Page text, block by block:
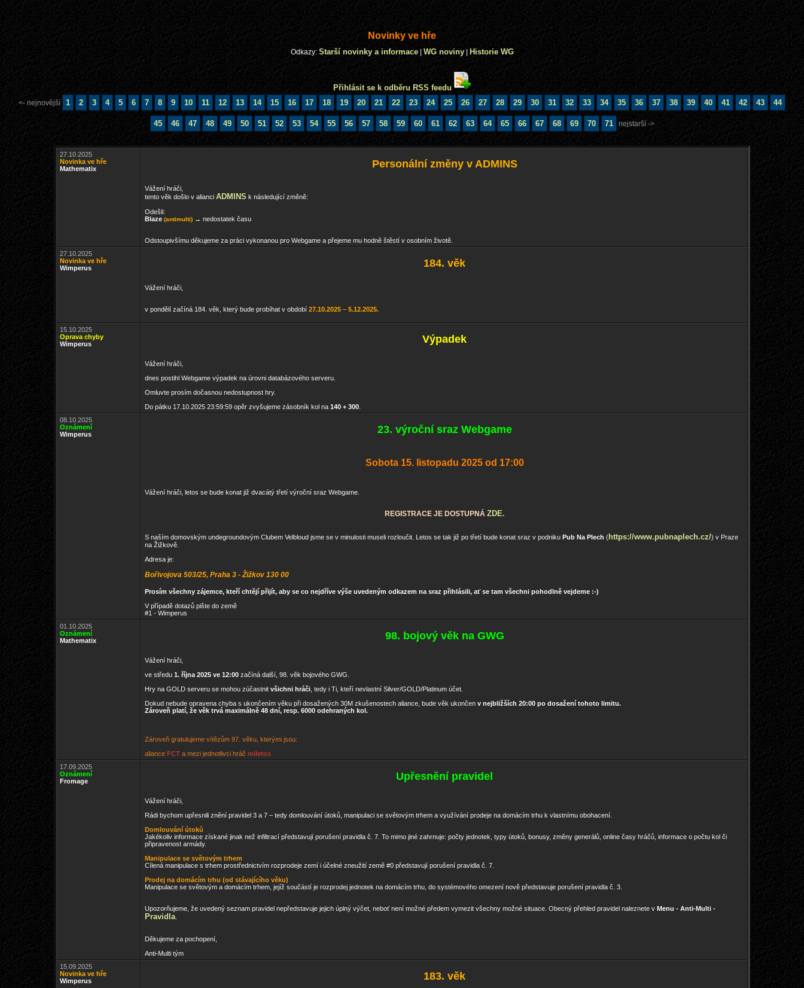
Novinky ve hře
Odkazy: Starší novinky a informace| WG noviny| Historie WG
Přihlásit se k odběru RSS feedu
<- nejnovější 1 2 3 4 5 6 7 8 9 10 11 12 13 14 15 16 17 18 19 20 21 22 23 24 25 26 27 28 29 30 31 32 33 34 35 36 37 38 39 40 41 42 43 44
45 46 47 48 49 50 51 52 53 54 55 56 57 58 59 60 61 62 63 64 65 66 67 68 69 70 71 nejstarší ->
27.10.2025
Novinka ve hře
Mathematix
Personální změny v ADMINS
Vážení hráči,
tento věk došlo v alianci ADMINS k následující změně:
Odešli:
Blaze (antimulti) → nedostatek času
Odstoupivšímu děkujeme za práci vykonanou pro Webgame a přejeme mu hodně štěstí v osobním životě.
27.10.2025
Novinka ve hře
Wimperus
184. věk
Vážení hráči,
v pondělí začíná 184. věk, který bude probíhat v období 27.10.2025 – 5.12.2025.
15.10.2025
Oprava chyby
Wimperus
Výpadek
Vážení hráči,
dnes postihl Webgame výpadek na úrovni databázového serveru.
Omluvte prosím dočasnou nedostupnost hry.
Do pátku 17.10.2025 23:59:59 opěr zvyšujeme zásobník kol na 140 + 300
08.10.2025
Oznámení
Wimperus
23. výroční sraz Webgame
Sobota 15. listopadu 2025 od 17:00
Vážení hráči, letos se bude konat již dvacátý třetí výroční sraz Webgame.
REGISTRACE JE DOSTUPNÁ ZDE.
S naším domovským undegroundovým Clubem Velbloud jsme se v minulosti museli rozloučit. Letos se tak již po třetí bude konat sraz v podniku Pub Na Plech (https://www.pubnaplech.cz/) v Praze
na Žižkově.
Adresa je:
Bořivojova 503/25, Praha 3 - Žižkov 130 00
Prosím všechny zájemce, kteří chtějí přijít, aby se co nejdříve výše uvedeným odkazem na sraz přihlásili, ať se tam všechni pohodlně vejdeme :-)
V případě dotazů pište do země
#1 - Wimperus
01.10.2025
Oznámení
Mathematix
98. bojový věk na GWG
Vážení hráči,
ve středu 1. října 2025 ve 12:00 začíná další, 98. věk bojového GWG.
Hry na GOLD serveru se mohou zúčastnit všichni hráči , tedy i Ti, kteří nevlastní Silver/GOLD/Platinum účet.
Dokud nebude opravena chyba s ukončením věku při dosažených 30M zkušenostech aliance, bude věk ukončen v nejbližších 20:00 po dosažení tohoto limitu.
Zároveň platí, že věk trvá maximálně 48 dní, resp. 6000 odehraných kol.
Zároveň gratulujeme vítězům 97. věku, kterými jsou:
aliance FCT a mezi jednotlivci hráč miletos
17.09.2025
Oznámení
Fromage
Upřesnění pravidel
Vážení hráči,
Rádi bychom upřesnili znění pravidel 3 a 7 – tedy domlouvání útoků, manipulaci se světovým trhem a využívání prodeje na domácím trhu k vlastnímu obohacení.
Domlouvání útoků
Jakékoliv informace získané jinak než infiltrací představují porušení pravidla č. 7. To mimo jiné zahrnuje: počty jednotek, typy útoků, bonusy, změny generálů, online časy hráčů, informace o počtu kol či
připravenost armády.
Manipulace se světovým trhem
Cílená manipulace s trhem prostřednictvím rozprodeje zemí i účelné zneužití země #0 představují porušení pravidla č. 7.
Prodej na domácím trhu (od stávajícího věku)
Manipulace se světovým a domácím trhem, jejíž součástí je rozprodej jednotek na domácím trhu, do systémového omezení nově představuje porušení pravidla č. 3.
Upozorňujeme, že uvedený seznam pravidel nepředstavuje jejich úplný výčet, neboť není možné předem vymezit všechny možné situace. Obecný přehled pravidel naleznete v Menu - Anti-Multi -
Pravidla
Děkujeme za pochopení,
Anti-Multi tým
15.09.2025
Novinka ve hře
Wimperus
183. věk